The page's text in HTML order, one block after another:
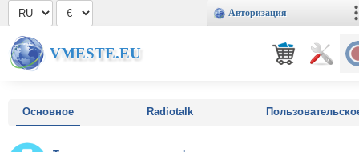
Авторизация
VMESTE.EU
Основное Radiotalk